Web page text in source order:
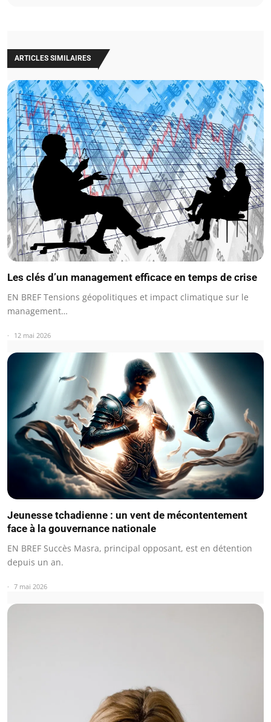
ARTICLES SIMILAIRES
Les clés d’un management efficace en temps de crise
EN BREF Tensions géopolitiques et impact climatique sur le
management…
12 mai 2026
Jeunesse tchadienne : un vent de mécontentement
face à la gouvernance nationale
EN BREF Succès Masra, principal opposant, est en détention
depuis un an.
7 mai 2026